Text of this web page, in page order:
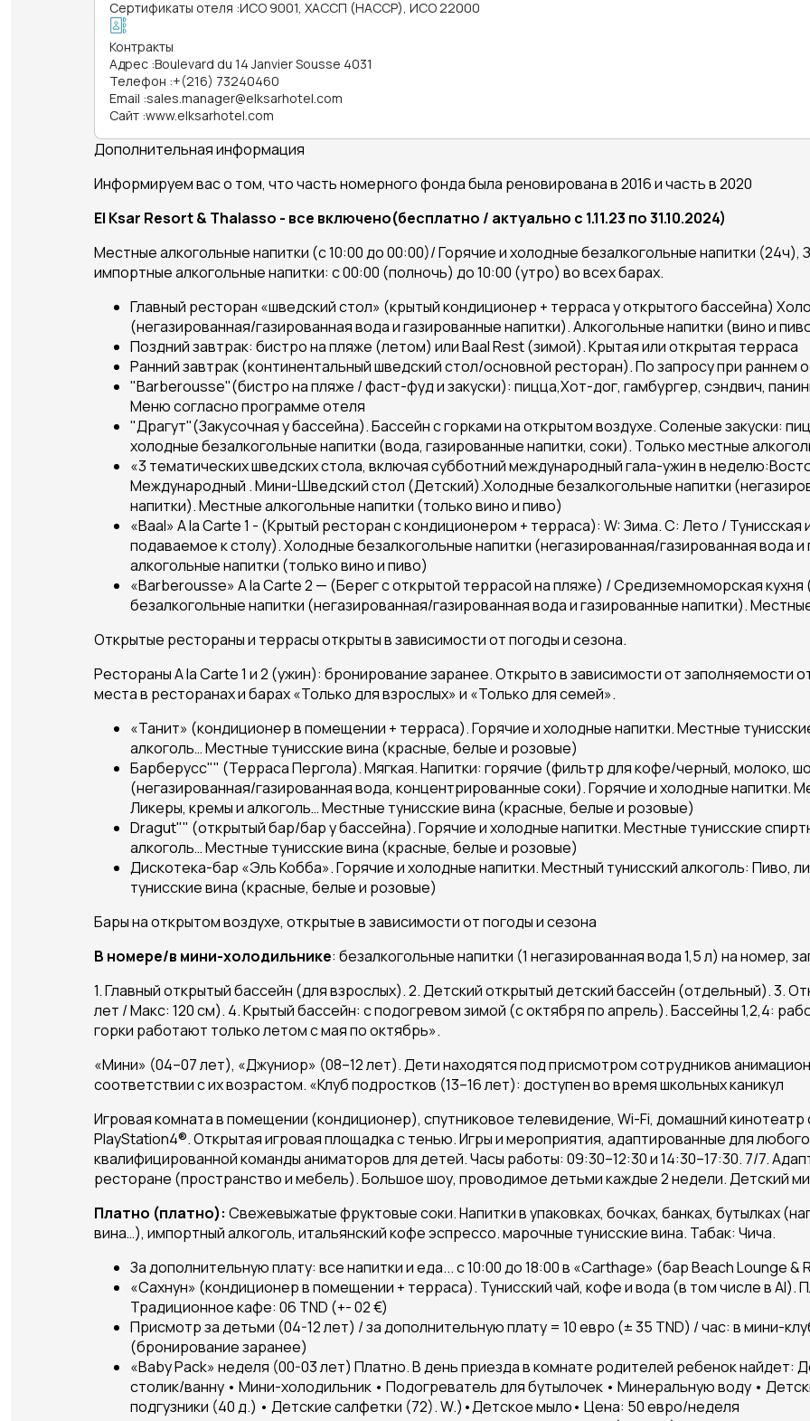
Сертификаты отеля :ИСО 9001, ХАССП (HACCP), ИСО 22000
Контракты
Адрес :Boulevard du 14 Janvier Sousse 4031
Телефон :+(216) 73240460
Email :sales.manager@elksarhotel.com
Сайт :www.elksarhotel.com
Дополнительная информация
Информируем вас о том, что часть номерного фонда была реновирована в 2016 и часть в 2020
El Ksar Resort & Thalasso - все включено(бесплатно / актуально с 1.11.23 по 31.10.2024)
Местные алкогольные напитки (с 10:00 до 00:00)/ Горячие и холодные безалкогольные напитки
импортные алкогольные напитки: с 00:00 (полночь) до 10:00 (утро) во всех барах.
Главный ресторан «шведский стол» (крытый кондиционер + терраса у открытого бассейна)
(негазированная/газированная вода и газированные напитки). Алкогольные напитки (вино и
Поздний завтрак: бистро на пляже (летом) или Baal Rest (зимой). Крытая или открытая терраса
Ранний завтрак (континентальный шведский стол/основной ресторан). По запросу при раннем
"Barberousse"(бистро на пляже / фаст-фуд и закуски): пицца,Хот-дог, гамбургер, сэндвич,
Меню согласно программе отеля
"Драгут"(Закусочная у бассейна). Бассейн с горками на открытом воздухе. Соленые закуски:
холодные безалкогольные напитки (вода, газированные напитки, соки). Только местные
«3 тематических шведских стола, включая субботний международный гала-ужин в
Международный . Мини-Шведский стол (Детский).Холодные безалкогольные напитки
напитки). Местные алкогольные напитки (только вино и пиво)
«Baal» A la Carte 1 - (Крытый ресторан с кондиционером + терраса): W: Зима. С: Лето /
подаваемое к столу). Холодные безалкогольные напитки (негазированная/газированная вода
алкогольные напитки (только вино и пиво)
«Barberousse» A la Carte 2 — (Берег с открытой террасой на пляже) / Средиземноморская
безалкогольные напитки (негазированная/газированная вода и газированные напитки).
Открытые рестораны и террасы открыты в зависимости от погоды и сезона.
Рестораны A la Carte 1 и 2 (ужин): бронирование заранее. Открыто в зависимости от заполняемости
места в ресторанах и барах «Только для взрослых» и «Только для семей».
«Танит» (кондиционер в помещении + терраса). Горячие и холодные напитки. Местные
алкоголь… Местные тунисские вина (красные, белые и розовые)
Барберусс"" (Терраса Пергола). Мягкая. Напитки: горячие (фильтр для кофе/черный, молоко,
(негазированная/газированная вода, концентрированные соки). Горячие и холодные напитки.
Ликеры, кремы и алкоголь… Местные тунисские вина (красные, белые и розовые)
Dragut"" (открытый бар/бар у бассейна). Горячие и холодные напитки. Местные тунисские
алкоголь… Местные тунисские вина (красные, белые и розовые)
Дискотека-бар «Эль Кобба». Горячие и холодные напитки. Местный тунисский алкоголь: Пиво,
тунисские вина (красные, белые и розовые)
Бары на открытом воздухе, открытые в зависимости от погоды и сезона
В номере/в мини-холодильнике: безалкогольные напитки (1 негазированная вода 1,5 л) на номер,
1. Главный открытый бассейн (для взрослых). 2. Детский открытый детский бассейн (отдельный). 3.
лет / Макс: 120 см). 4. Крытый бассейн: с подогревом зимой (с октября по апрель). Бассейны 1,2,4:
горки работают только летом с мая по октябрь».
«Мини» (04–07 лет), «Джуниор» (08–12 лет). Дети находятся под присмотром сотрудников
соответствии с их возрастом. «Клуб подростков (13–16 лет): доступен во время школьных каникул
Игровая комната в помещении (кондиционер), спутниковое телевидение, Wi-Fi, домашний
PlayStation4®. Открытая игровая площадка с тенью. Игры и мероприятия, адаптированные для
квалифицированной команды аниматоров для детей. Часы работы: 09:30–12:30 и 14:30–17:30. 7/7.
ресторане (пространство и мебель). Большое шоу, проводимое детьми каждые 2 недели. Детский
Платно (платно): Свежевыжатые фруктовые соки. Напитки в упаковках, бочках, банках, бутылках
вина…), импортный алкоголь, итальянский кофе эспрессо. марочные тунисские вина. Табак: Чича.
За дополнительную плату: все напитки и еда... с 10:00 до 18:00 в «Carthage» (бар Beach Lounge &
«Сахнун» (кондиционер в помещении + терраса). Тунисский чай, кофе и вода (в том числе в AI).
Традиционное кафе: 06 TND (+- 02 €)
Присмотр за детьми (04-12 лет) / за дополнительную плату = 10 евро (± 35 TND) / час: в мини-
(бронирование заранее)
«Baby Pack» неделя (00-03 лет) Платно. В день приезда в комнате родителей ребенок найдет:
столик/ванну • Мини-холодильник • Подогреватель для бутылочек • Минеральную воду •
подгузники (40 д.) • Детские салфетки (72). W.)•Детское мыло• Цена: 50 евро/неделя